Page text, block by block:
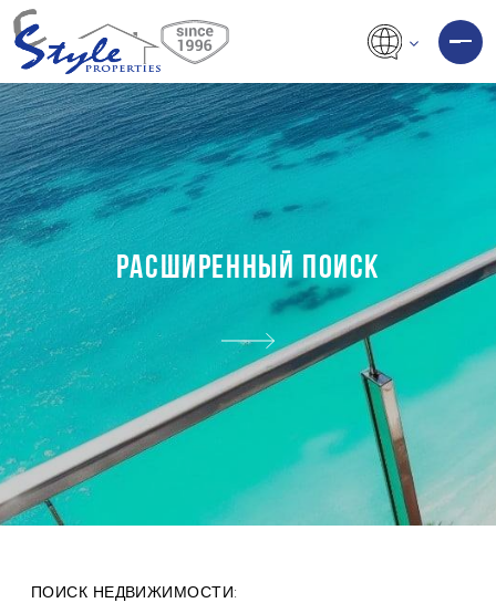
РАСШИРЕННЫЙ ПОИСК
ПОИСК НЕДВИЖИМОСТИ: